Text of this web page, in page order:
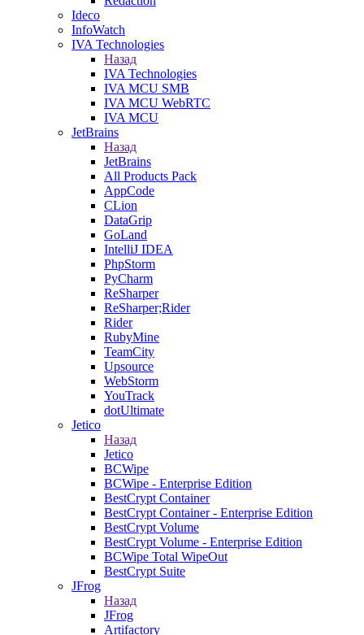
Ideco
InfoWatch
IVA Technologies
Назад
IVA Technologies
IVA MCU SMB
IVA MCU WebRTC
IVA MCU
JetBrains
Назад
JetBrains
All Products Pack
AppCode
CLion
DataGrip
GoLand
IntelliJ IDEA
PhpStorm
PyCharm
ReSharper
ReSharper;Rider
Rider
RubyMine
TeamCity
Upsource
WebStorm
YouTrack
dotUltimate
Jetico
Назад
Jetico
BCWipe
BCWipe - Enterprise Edition
BestCrypt Container
BestCrypt Container - Enterprise Edition
BestCrypt Volume
BestCrypt Volume - Enterprise Edition
BCWipe Total WipeOut
BestCrypt Suite
JFrog
Назад
JFrog
Artifactory